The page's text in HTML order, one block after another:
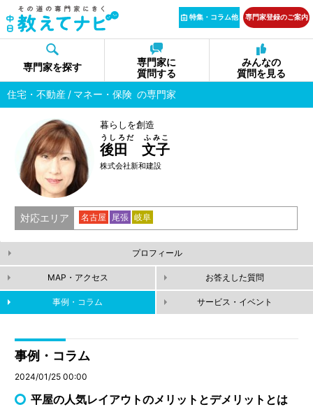
特集・コラム他 専門家登録のご案内
専門家を探す
専門家に
質問する
みんなの
質問を見る
住宅・不動産
マネー・保険 の専門家
暮らしを創造
後田 文子
うしろだ ふみこ
株式会社新和建設
対応エリア 名古屋 尾張 岐阜
プロフィール
MAP・アクセス お答えした質問
事例・コラム サービス・イベント
事例・コラム
2024/01/25 00:00
平屋の人気レイアウトのメリットとデメリットとは